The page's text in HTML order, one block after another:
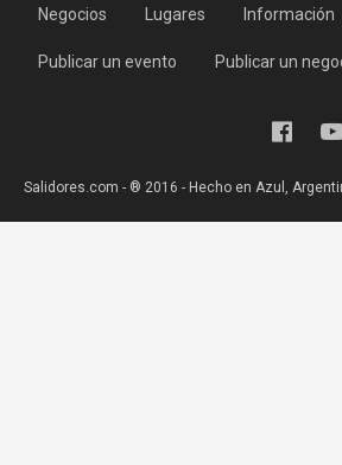
Negocios Lugares Información
Publicar un evento Publicar un
Salidores.com - ® 2016 - Hecho en Azul,